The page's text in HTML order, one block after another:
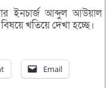
ইনচার্জ আব্দুল আউয়াল
খতিয়ে দেখা হচ্ছে।
Email